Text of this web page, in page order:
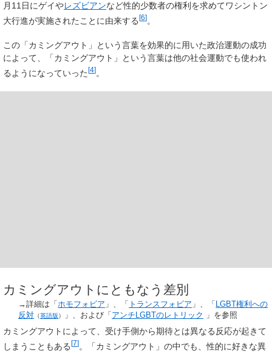
月11日にゲイやレズビアンなど性的少数者の権利を求めてワシントン
大行進が実施されたことに由来する [6] 。
この「カミングアウト」という言葉を効果的に用いた政治運動の成功
によって、「カミングアウト」という言葉は他の社会運動でも使われ
るようになっていった[4]。
カミングアウトにともなう差別
→詳細は「ホモフォビア 」、「 トランスフォビア 」、「 LGBT権利への
反対 （英語版） 」、および「 アンチLGBTのレトリック 」を参照
カミングアウトによって、受け手側から期待とは異なる反応が起きて
しまうこともある[7]。「カミングアウト」の中でも、性的に好きな異